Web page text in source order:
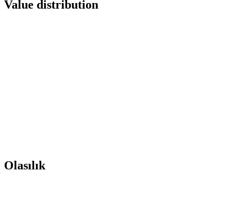
Value distribution
Olasılık